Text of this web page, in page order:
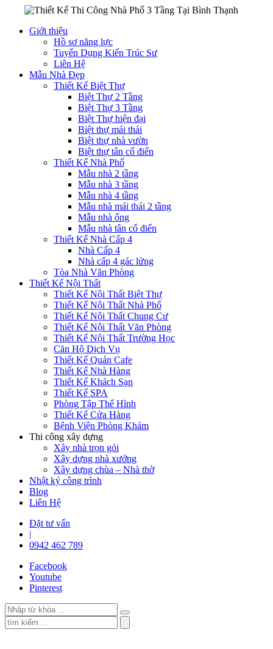
Giới thiệu
Hồ sơ năng lực
Tuyển Dụng Kiến Trúc Sư
Liên Hệ
Mẫu Nhà Đẹp
Thiết Kế Biệt Thự
Biệt Thự 2 Tầng
Biệt Thự 3 Tầng
Biệt Thự hiện đại
Biệt thự mái thái
Biệt thự nhà vườn
Biệt thự tân cổ điển
Thiết Kế Nhà Phố
Mẫu nhà 2 tầng
Mẫu nhà 3 tầng
Mẫu nhà 4 tầng
Mẫu nhà mái thái 2 tầng
Mẫu nhà ống
Mẫu nhà tân cổ điển
Thiết Kế Nhà Cấp 4
Nhà Cấp 4
Nhà cấp 4 gác lửng
Tòa Nhà Văn Phòng
Thiết Kế Nội Thất
Thiết Kế Nội Thất Biệt Thự
Thiết Kế Nội Thất Nhà Phố
Thiết Kế Nội Thất Chung Cư
Thiết Kế Nội Thất Văn Phòng
Thiết Kế Nội Thất Trường Học
Căn Hộ Dịch Vụ
Thiết Kế Quán Cafe
Thiết Kế Nhà Hàng
Thiết Kế Khách Sạn
Thiết Kế SPA
Phòng Tập Thể Hình
Thiết Kế Cửa Hàng
Bệnh Viện Phòng Khám
Thi công xây dựng
Xây nhà trọn gói
Xây dựng nhà xưởng
Xây dựng chùa – Nhà thờ
Nhật ký công trình
Blog
Liên Hệ
Đặt tư vấn
|
0942 462 789
Facebook
Youtube
Pinterest